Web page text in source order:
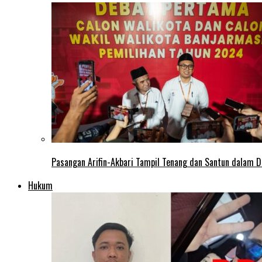
Pasangan Arifin-Akbari Tampil Tenang dan Santun dalam
Hukum